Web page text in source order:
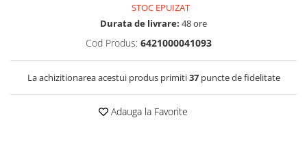
STOC EPUIZAT
Durata de livrare: 48 ore
Cod Produs: 6421000041093
La achizitionarea acestui produs primiti37puncte de fidelitate
Adauga la Favorite